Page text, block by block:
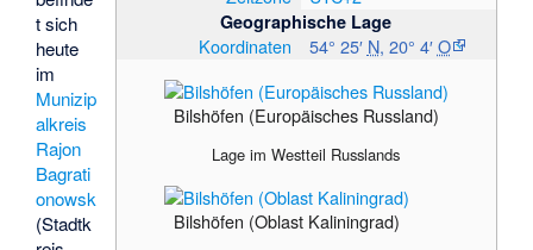
Geographische Lage
Koordinaten 54° 25′ N, 20° 4′O
Bilshöfen (Europäisches Russland)
Lage im Westteil Russlands
Bilshöfen (Oblast Kaliningrad)
t sich
heute
im
Munizip
alkreis
Rajon
Bagrati
onowsk
(Stadtk